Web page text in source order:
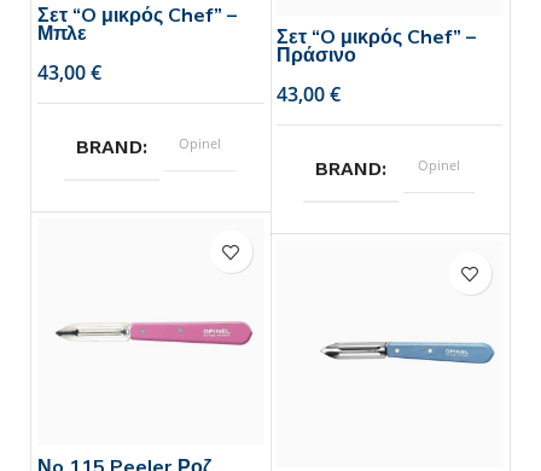
Σετ “O μικρός Chef” –
Μπλε
€
BRAND Opinel
Σετ “O μικρός Chef” –
Πράσινο
€
BRAND Opinel
Νo 115 Peeler Ροζ